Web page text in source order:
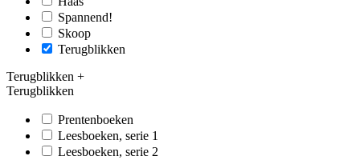
Spannend!
Skoop
Terugblikken
Terugblikken +
Terugblikken
Prentenboeken
Leesboeken, serie 1
Leesboeken, serie 2